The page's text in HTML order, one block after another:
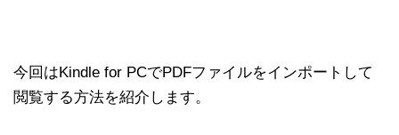
今回はKindle for PCでPDFファイルをインポートして
閲覧する方法を紹介します。